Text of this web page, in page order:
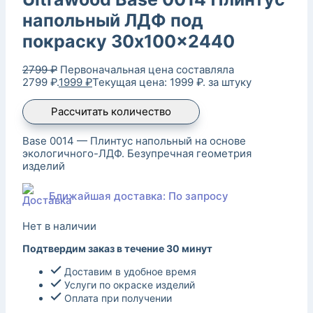
напольный ЛДФ под
покраску 30x100x2440
2799₽ Первоначальная цена составляла
2799 ₽.1999 ₽Текущая цена: 1999 ₽. за штуку
Рассчитать количество
Base 0014 — Плинтус напольный на основе
экологичного-ЛДФ. Безупречная геометрия
изделий
Ближайшая доставка: По запросу
Нет в наличии
Подтвердим заказ в течение 30 минут
Доставим в удобное время
Услуги по окраске изделий
Оплата при получении